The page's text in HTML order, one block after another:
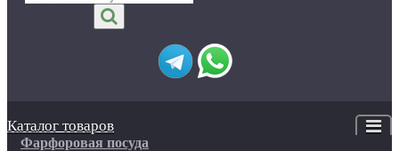
Каталог товаров
Фарфоровая посуда